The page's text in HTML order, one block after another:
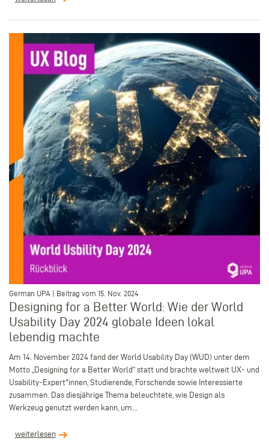
German UPA | Beitrag vom 15. Nov. 2024
Designing for a Better World: Wie der World
Usability Day 2024 globale Ideen lokal
lebendig machte
Am 14. November 2024 fand der World Usability Day (WUD) unter dem
Motto „Designing for a Better World“ statt und brachte weltweit UX- und
Usability-Expert*innen, Studierende, Forschende sowie Interessierte
zusammen. Das diesjährige Thema beleuchtete, wie Design als
Werkzeug genutzt werden kann, um...
weiterlesen